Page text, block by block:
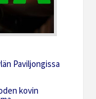
Paviljongissa
kovin